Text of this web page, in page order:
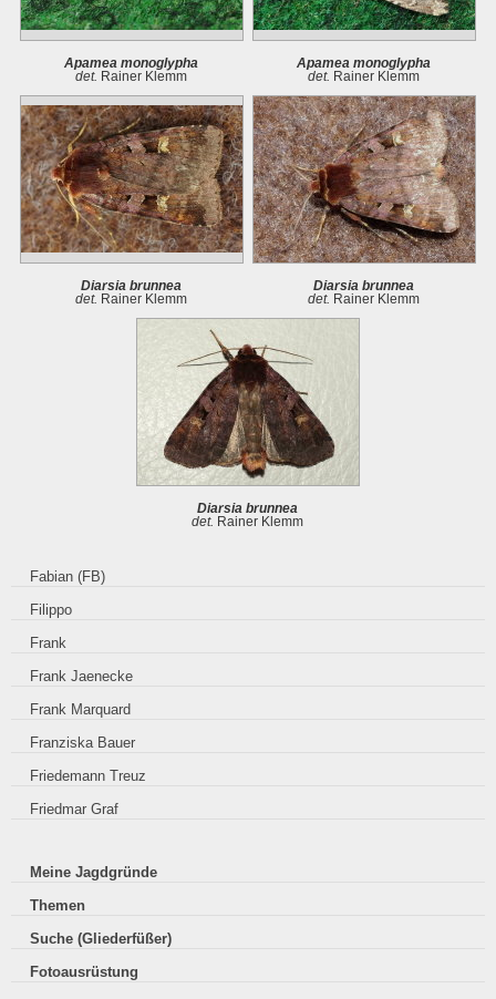
Apamea monoglypha
det. Rainer Klemm
Apamea monoglypha
det. Rainer Klemm
Diarsia brunnea
det. Rainer Klemm
Diarsia brunnea
det. Rainer Klemm
Diarsia brunnea
det. Rainer Klemm
Fabian (FB)
Filippo
Frank
Frank Jaenecke
Frank Marquard
Franziska Bauer
Friedemann Treuz
Friedmar Graf
Meine Jagdgründe
Themen
Suche (Gliederfüßer)
Fotoausrüstung